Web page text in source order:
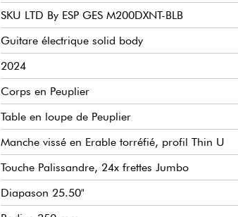
SKU LTD By ESP GES M200DXNT-BLB
Guitare électrique solid body
2024
Corps en Peuplier
Table en loupe de Peuplier
Manche vissé en Erable torréfié, profil Thin U
Touche Palissandre, 24x frettes Jumbo
Diapason 25.50"